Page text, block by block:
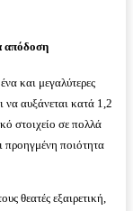
απόδοση
και μεγαλύτερες
να αυξάνεται κατά 1,2
στοιχείο σε πολλά
προηγμένη ποιότητα
θεατές εξαιρετική,